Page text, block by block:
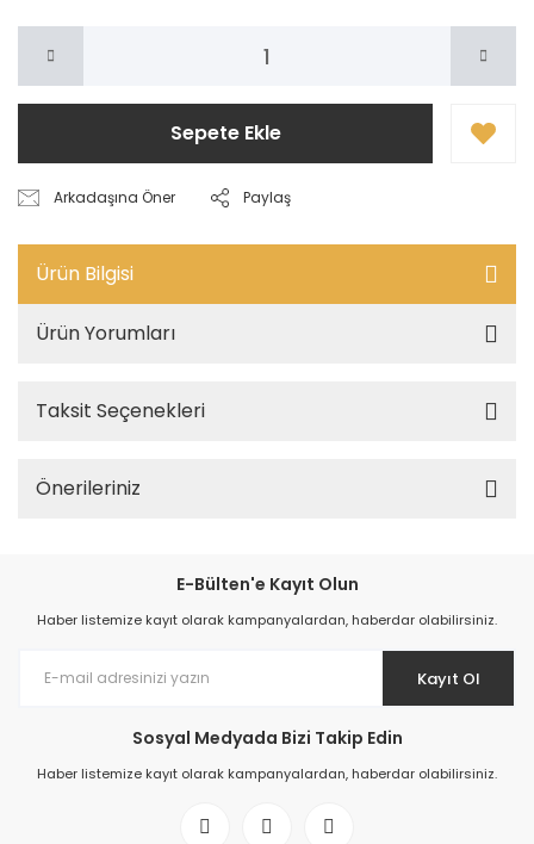
Sepete Ekle
Arkadaşına Öner Paylaş
Ürün Bilgisi
Ürün Yorumları
Taksit Seçenekleri
Önerileriniz
E-Bülten'e Kayıt Olun
Haber listemize kayıt olarak kampanyalardan, haberdar olabilirsiniz.
Kayıt Ol
Sosyal Medyada Bizi Takip Edin
Haber listemize kayıt olarak kampanyalardan, haberdar olabilirsiniz.